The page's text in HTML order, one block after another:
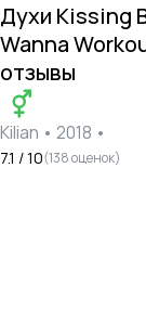
Духи Kissing
Wanna
отзывы
Kilian • 2018 •
7.1 / 10(138оценок)